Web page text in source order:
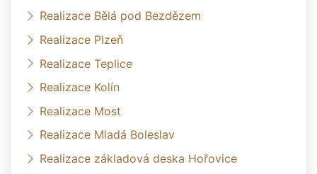
Realizace Bělá pod Bezdězem
Realizace Plzeň
Realizace Teplice
Realizace Kolín
Realizace Most
Realizace Mladá Boleslav
Realizace základová deska Hořovice